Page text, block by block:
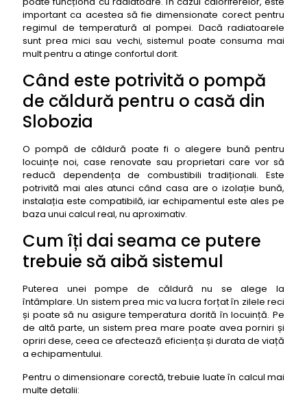
important ca acestea să fie dimensionate corect pentru
regimul de temperatură al pompei. Dacă radiatoarele
sunt prea mici sau vechi, sistemul poate consuma mai
mult pentru a atinge confortul dorit.
Când este potrivită o pompă
de căldură pentru o casă din
Slobozia
O pompă de căldură poate fi o alegere bună pentru
locuințe noi, case renovate sau proprietari care vor să
reducă dependența de combustibili tradiționali. Este
potrivită mai ales atunci când casa are o izolație bună,
instalația este compatibilă, iar echipamentul este ales pe
baza unui calcul real, nu aproximativ.
Cum îți dai seama ce putere
trebuie să aibă sistemul
Puterea unei pompe de căldură nu se alege la
întâmplare. Un sistem prea mic va lucra forțat în zilele reci
și poate să nu asigure temperatura dorită în locuință. Pe
de altă parte, un sistem prea mare poate avea porniri și
opriri dese, ceea ce afectează eficiența și durata de viață
a echipamentului.
Pentru o dimensionare corectă, trebuie luate în calcul mai
multe detalii: